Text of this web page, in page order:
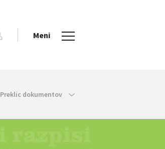
Meni
Preklic dokumentov